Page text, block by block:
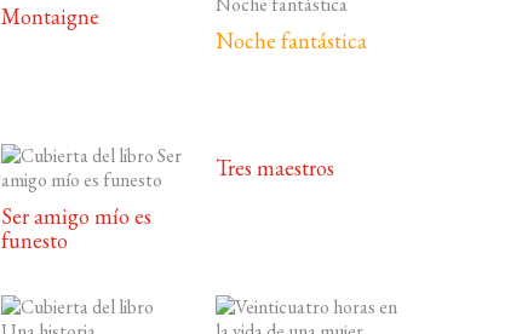
Montaigne
Noche fantástica
Ser amigo mío es
funesto
Tres maestros